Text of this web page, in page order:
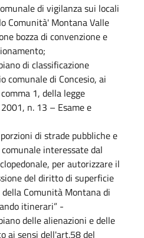
di vigilanza sui locali
Comunità' Montana Valle
bozza di convenzione e
di classificazione
comunale di Concesio, ai
1, della legge
n. 13 – Esame e
di strade pubbliche e
interessate dal
per autorizzare il
del diritto di superficie
Comunità Montana di
itinerari” -
delle alienazioni e delle
ai sensi dell'art.58 del